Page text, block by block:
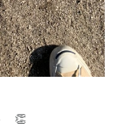
👏